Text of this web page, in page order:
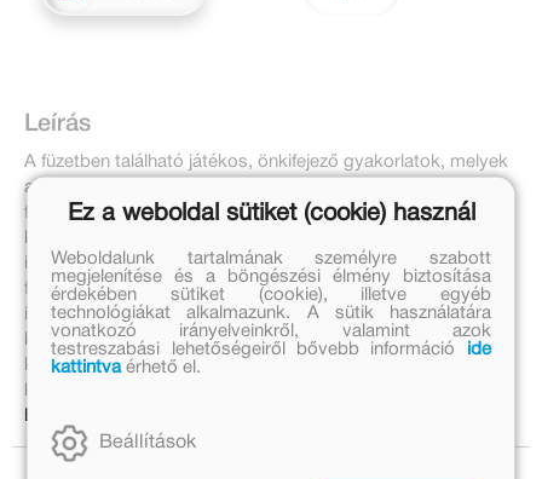
Leírás
A füzetben található játékos, önkifejező gyakorlatok, melyek
a 4. osztályos második féléves nyelvtani anyagot dolgozzák
fel, lehetőséget teremtenek a nyelvi tudatosság, a
igényére, a képességek fejlesztésére. Erre a fejlesztési
folyamatra épülhet majd a továbbiakban az anyanyelvi és az
irodalmi kultúra megismertetése. Az önálló tanulás
képességének kialakítása az olvasás-szövegértés
képességének fejlesztésébe ágyazva az ismeretszerző
Bővebben:
Ez a weboldal sütiket (cookie) használ
Weboldalunk tartalmának személyre szabott
megjelenítése és a böngészési élmény biztosítása
érdekében sütiket (cookie), illetve egyéb
technológiákat alkalmazunk. A sütik használatára
vonatkozó irányelveinkről, valamint azok
testreszabási lehetőségeiről bővebb információ
ide
kattintvaérhető el.
Beállítások